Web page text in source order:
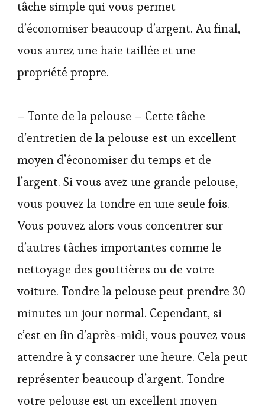
tâche simple qui vous permet
d’économiser beaucoup d’argent. Au final,
vous aurez une haie taillée et une
propriété propre.
– Tonte de la pelouse – Cette tâche
d’entretien de la pelouse est un excellent
moyen d’économiser du temps et de
l’argent. Si vous avez une grande pelouse,
vous pouvez la tondre en une seule fois.
Vous pouvez alors vous concentrer sur
d’autres tâches importantes comme le
nettoyage des gouttières ou de votre
voiture. Tondre la pelouse peut prendre 30
minutes un jour normal. Cependant, si
c’est en fin d’après-midi, vous pouvez vous
attendre à y consacrer une heure. Cela peut
représenter beaucoup d’argent. Tondre
votre pelouse est un excellent moyen